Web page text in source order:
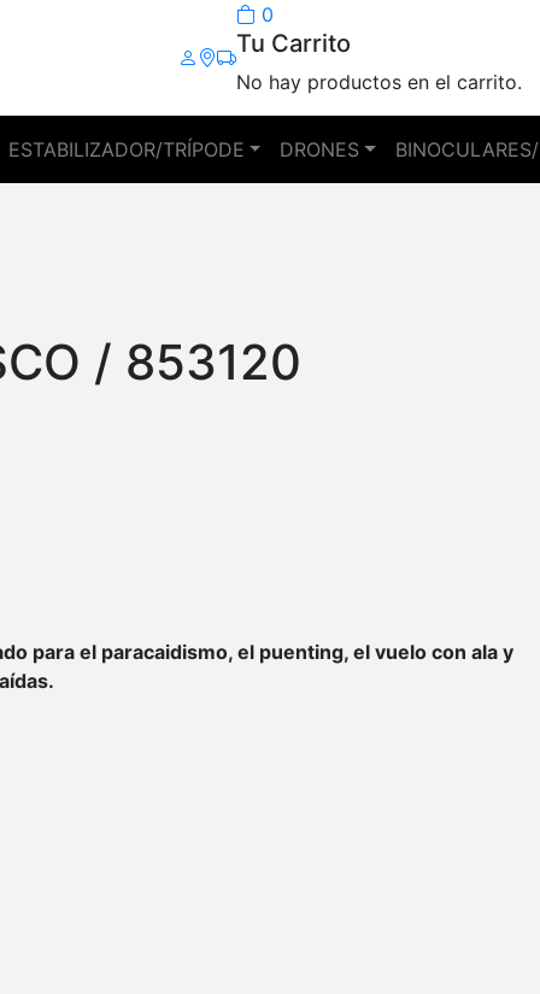
0
Tu Carrito
No hay productos en el carrito.
ESTABILIZADOR/TRÍPODE DRONES
/ 853120
para el paracaidismo, el puenting, el vuelo con ala y